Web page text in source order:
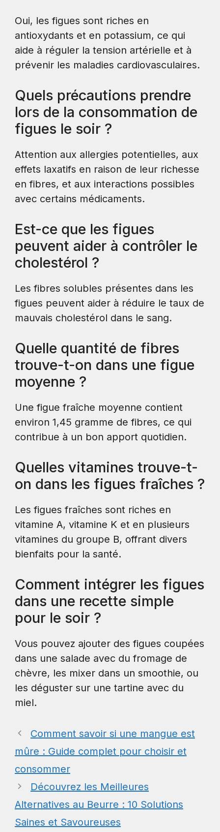
Oui, les figues sont riches en
antioxydants et en potassium, ce qui
aide à réguler la tension artérielle et à
prévenir les maladies cardiovasculaires.
Quels précautions prendre
lors de la consommation de
figues le soir ?
Attention aux allergies potentielles, aux
effets laxatifs en raison de leur richesse
en fibres, et aux interactions possibles
avec certains médicaments.
Est-ce que les figues
peuvent aider à contrôler le
cholestérol ?
Les fibres solubles présentes dans les
figues peuvent aider à réduire le taux de
mauvais cholestérol dans le sang.
Quelle quantité de fibres
trouve-t-on dans une figue
moyenne ?
Une figue fraîche moyenne contient
environ 1,45 gramme de fibres, ce qui
contribue à un bon apport quotidien.
Quelles vitamines trouve-t-
on dans les figues fraîches ?
Les figues fraîches sont riches en
vitamine A, vitamine K et en plusieurs
vitamines du groupe B, offrant divers
bienfaits pour la santé.
Comment intégrer les figues
dans une recette simple
pour le soir ?
Vous pouvez ajouter des figues coupées
dans une salade avec du fromage de
chèvre, les mixer dans un smoothie, ou
les déguster sur une tartine avec du
miel.
Comment savoir si une mangue est
mûre : Guide complet pour choisir et
consommer
Découvrez les Meilleures
Alternatives au Beurre : 10 Solutions
Saines et Savoureuses